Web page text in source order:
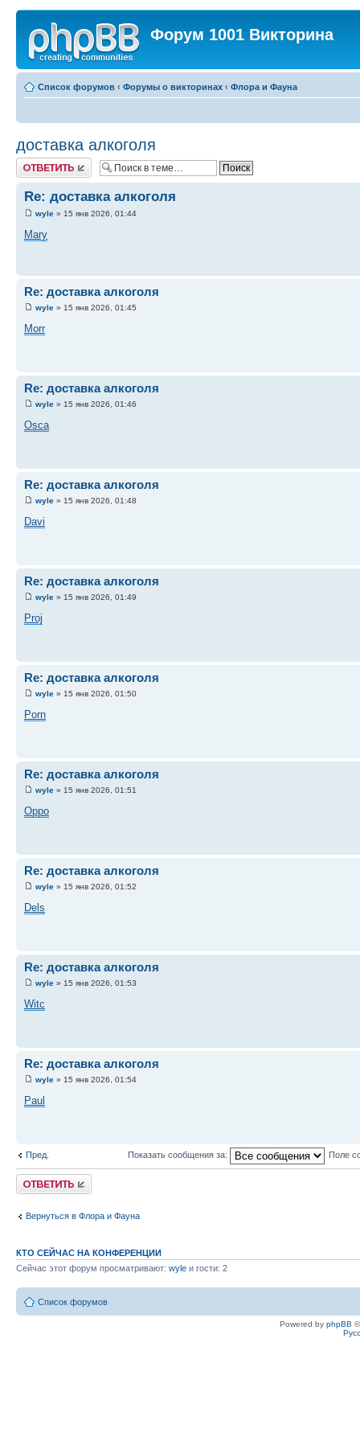
Форум 1001 Викторина
Список форумов ‹ Форумы о викторинах ‹ Флора и Фауна
доставка алкоголя
Ответить
Re: доставка алкоголя
wyle » 15 янв 2026, 01:44
Mary
Re: доставка алкоголя
wyle » 15 янв 2026, 01:45
Morr
Re: доставка алкоголя
wyle » 15 янв 2026, 01:46
Osca
Re: доставка алкоголя
wyle » 15 янв 2026, 01:48
Davi
Re: доставка алкоголя
wyle » 15 янв 2026, 01:49
Proj
Re: доставка алкоголя
wyle » 15 янв 2026, 01:50
Porn
Re: доставка алкоголя
wyle » 15 янв 2026, 01:51
Oppo
Re: доставка алкоголя
wyle » 15 янв 2026, 01:52
Dels
Re: доставка алкоголя
wyle » 15 янв 2026, 01:53
Witc
Re: доставка алкоголя
wyle » 15 янв 2026, 01:54
Paul
Пред. Показать сообщения за: Поле
Ответить
Вернуться в Флора и Фауна
КТО СЕЙЧАС НА КОНФЕРЕНЦИИ
Сейчас этот форум просматривают: wyle и гости: 2
Список форумов
Powered by phpBB